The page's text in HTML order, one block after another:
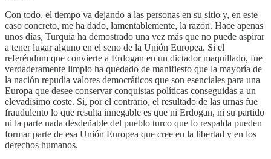
Con todo, el tiempo va dejando a las personas en su sitio y, en este
caso concreto, me ha dado, lamentablemente, la razón. Hace apenas
unos días, Turquía ha demostrado una vez más que no puede aspirar
a tener lugar alguno en el seno de la Unión Europea. Si el
referéndum que convierte a Erdogan en un dictador maquillado, fue
verdaderamente limpio ha quedado de manifiesto que la mayoría de
la nación repudia valores democráticos que son esenciales para una
Europa que desee conservar conquistas políticas conseguidas a un
elevadísimo coste. Si, por el contrario, el resultado de las urnas fue
fraudulento lo que resulta innegable es que ni Erdogan, ni su partido
ni la parte nada desdeñable del pueblo turco que lo respalda pueden
formar parte de esa Unión Europea que cree en la libertad y en los
derechos humanos.